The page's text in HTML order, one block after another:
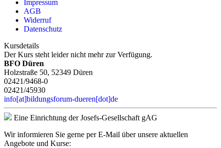
Impressum
AGB
Widerruf
Datenschutz
Kursdetails
Der Kurs steht leider nicht mehr zur Verfügung.
BFO Düren
Holzstraße 50, 52349 Düren
02421/9468-0
02421/45930
info[at]bildungsforum-dueren[dot]de
Eine Einrichtung der Josefs-Gesellschaft gAG
Wir informieren Sie gerne per E-Mail über unsere aktuellen
Angebote und Kurse: